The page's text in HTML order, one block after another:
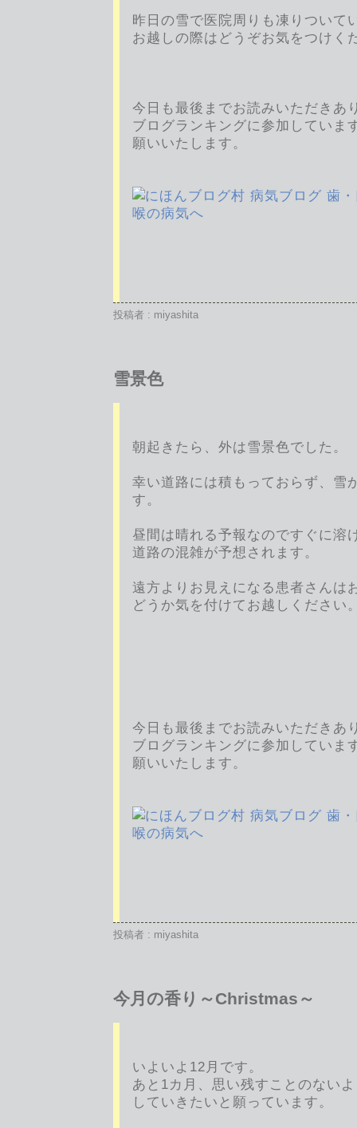
昨日の雪で医院周りも凍りついて
お越しの際はどうぞお気をつけく
今日も最後までお読みいただきあ
ブログランキングに参加していま
願いいたします。
投稿者 : miyashita
雪景色
朝起きたら、外は雪景色でした。
幸い道路には積もっておらず、雪
す。
昼間は晴れる予報なのですぐに溶
道路の混雑が予想されます。
遠方よりお見えになる患者さんは
どうか気を付けてお越しください
今日も最後までお読みいただきあ
ブログランキングに参加していま
願いいたします。
投稿者 : miyashita
今月の香り～Christmas～
いよいよ12月です。
あと1カ月、思い残すことのない
していきたいと願っています。